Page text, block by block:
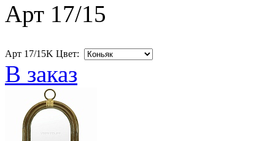
Арт 17/15
Арт 17/15K Цвет:
В заказ